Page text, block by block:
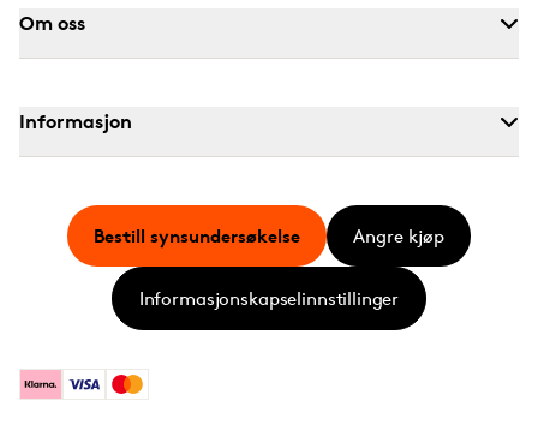
Om oss
Informasjon
KlarnaVisa Mastercard
Bestill synsundersøkelse Angre kjøp
Informasjonskapselinnstillinger